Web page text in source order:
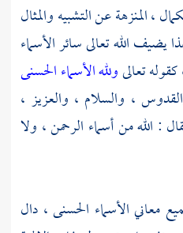
، المنزهة عن التشبيه والمثال
يضيف الله تعالى سائر الأسماء
تعالىولله الأسماء الحسنى
، والسلام ، والعزيز ،
: الله من أسماء الرحمن ، ولا
معاني الأسماء الحسنى ، دال